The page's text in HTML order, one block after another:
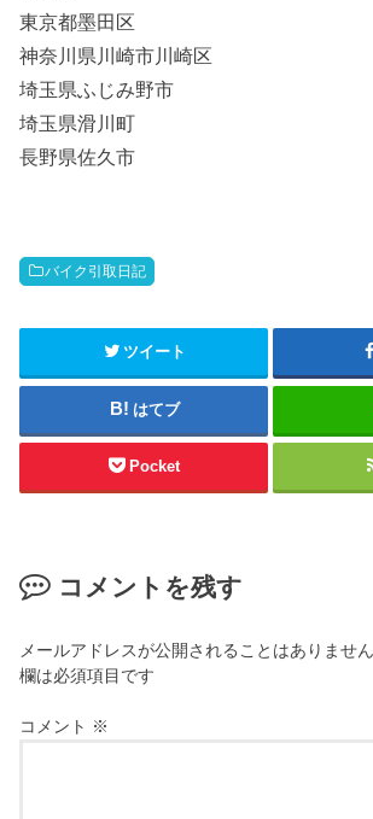
東京都墨田区
神奈川県川崎市川崎区
埼玉県ふじみ野市
埼玉県滑川町
長野県佐久市
バイク引取日記
ツイート
はてブ
Pocket
コメントを残す
メールアドレスが公開されることはありません
欄は必須項目です
コメント ※